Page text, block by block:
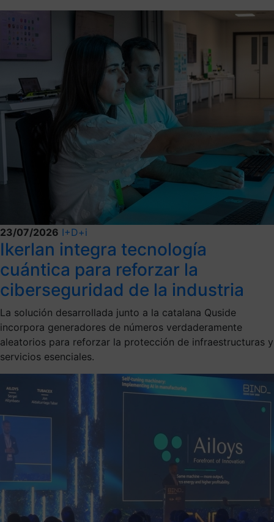
23/07/2026 I+D+i
Ikerlan integra tecnología
cuántica para reforzar la
ciberseguridad de la industria
La solución desarrollada junto a la catalana Quside
incorpora generadores de números verdaderamente
aleatorios para reforzar la protección de infraestructuras y
servicios esenciales.